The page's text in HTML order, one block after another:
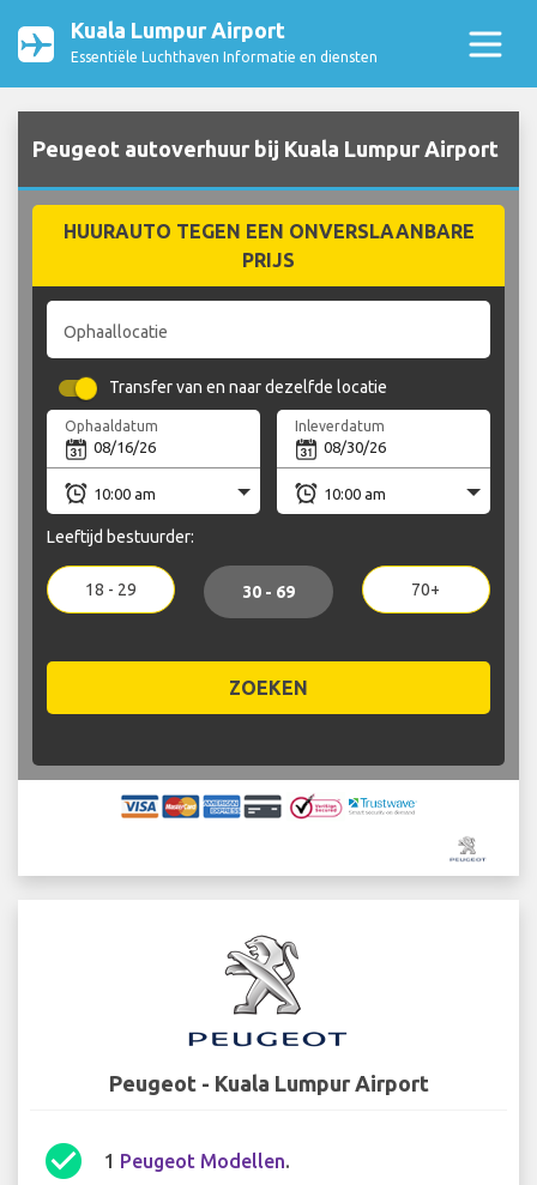
Kuala Lumpur Airport
Essentiële Luchthaven Informatie en diensten
Peugeot autoverhuur bij Kuala Lumpur Airport
HUURAUTO TEGEN EEN ONVERSLAANBARE
PRIJS
Ophaallocatie
Transfer van en naar dezelfde locatie
Ophaaldatum Inleverdatum
Leeftijd bestuurder:
18 - 29 30 - 69 70+
ZOEKEN
Peugeot - Kuala Lumpur Airport
check_circle 1 Peugeot Modellen.